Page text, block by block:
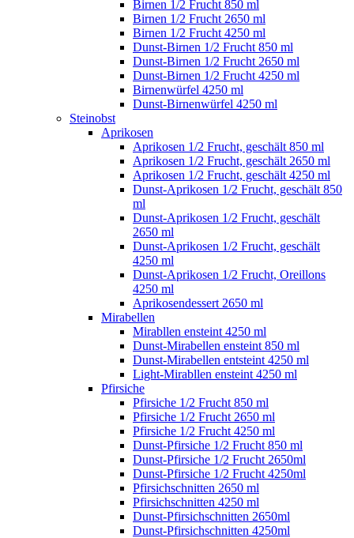
Birnen 1/2 Frucht 850 ml
Birnen 1/2 Frucht 2650 ml
Birnen 1/2 Frucht 4250 ml
Dunst-Birnen 1/2 Frucht 850 ml
Dunst-Birnen 1/2 Frucht 2650 ml
Dunst-Birnen 1/2 Frucht 4250 ml
Birnenwürfel 4250 ml
Dunst-Birnenwürfel 4250 ml
Steinobst
Aprikosen
Aprikosen 1/2 Frucht, geschält 850 ml
Aprikosen 1/2 Frucht, geschält 2650 ml
Aprikosen 1/2 Frucht, geschält 4250 ml
Dunst-Aprikosen 1/2 Frucht, geschält 850
ml
Dunst-Aprikosen 1/2 Frucht, geschält
2650 ml
Dunst-Aprikosen 1/2 Frucht, geschält
4250 ml
Dunst-Aprikosen 1/2 Frucht, Oreillons
4250 ml
Aprikosendessert 2650 ml
Mirabellen
Mirabllen ensteint 4250 ml
Dunst-Mirabellen ensteint 850 ml
Dunst-Mirabellen entsteint 4250 ml
Light-Mirabllen ensteint 4250 ml
Pfirsiche
Pfirsiche 1/2 Frucht 850 ml
Pfirsiche 1/2 Frucht 2650 ml
Pfirsiche 1/2 Frucht 4250 ml
Dunst-Pfirsiche 1/2 Frucht 850 ml
Dunst-Pfirsiche 1/2 Frucht 2650ml
Dunst-Pfirsiche 1/2 Frucht 4250ml
Pfirsichschnitten 2650 ml
Pfirsichschnitten 4250 ml
Dunst-Pfirsichschnitten 2650ml
Dunst-Pfirsichschnitten 4250ml